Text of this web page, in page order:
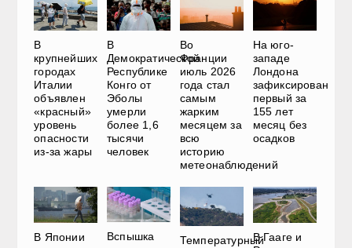
В
крупнейших
городах
Италии
объявлен
«красный»
уровень
опасности
из-за жары
В
Демократической
Республике
Конго от
Эболы
умерли
более 1,6
тысячи
человек
Во
Франции
июль 2026
года стал
самым
жарким
месяцем за
всю
историю
метеонаблюдений
На юго-
западе
Лондона
зафиксирован
первый за
155 лет
месяц без
осадков
В Японии
Вспышка
ТемпературныйВ Гааге и